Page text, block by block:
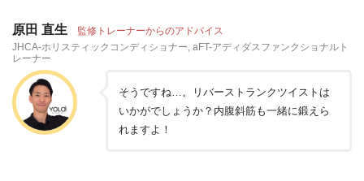
原田 直生 監修トレーナーからのアドバイス
JHCA-ホリスティックコンディショナー, aFT-アディダスファンクショナルト
レーナー
そうですね…。リバーストランクツイストは
いかがでしょうか？内腹斜筋も一緒に鍛えら
れますよ！